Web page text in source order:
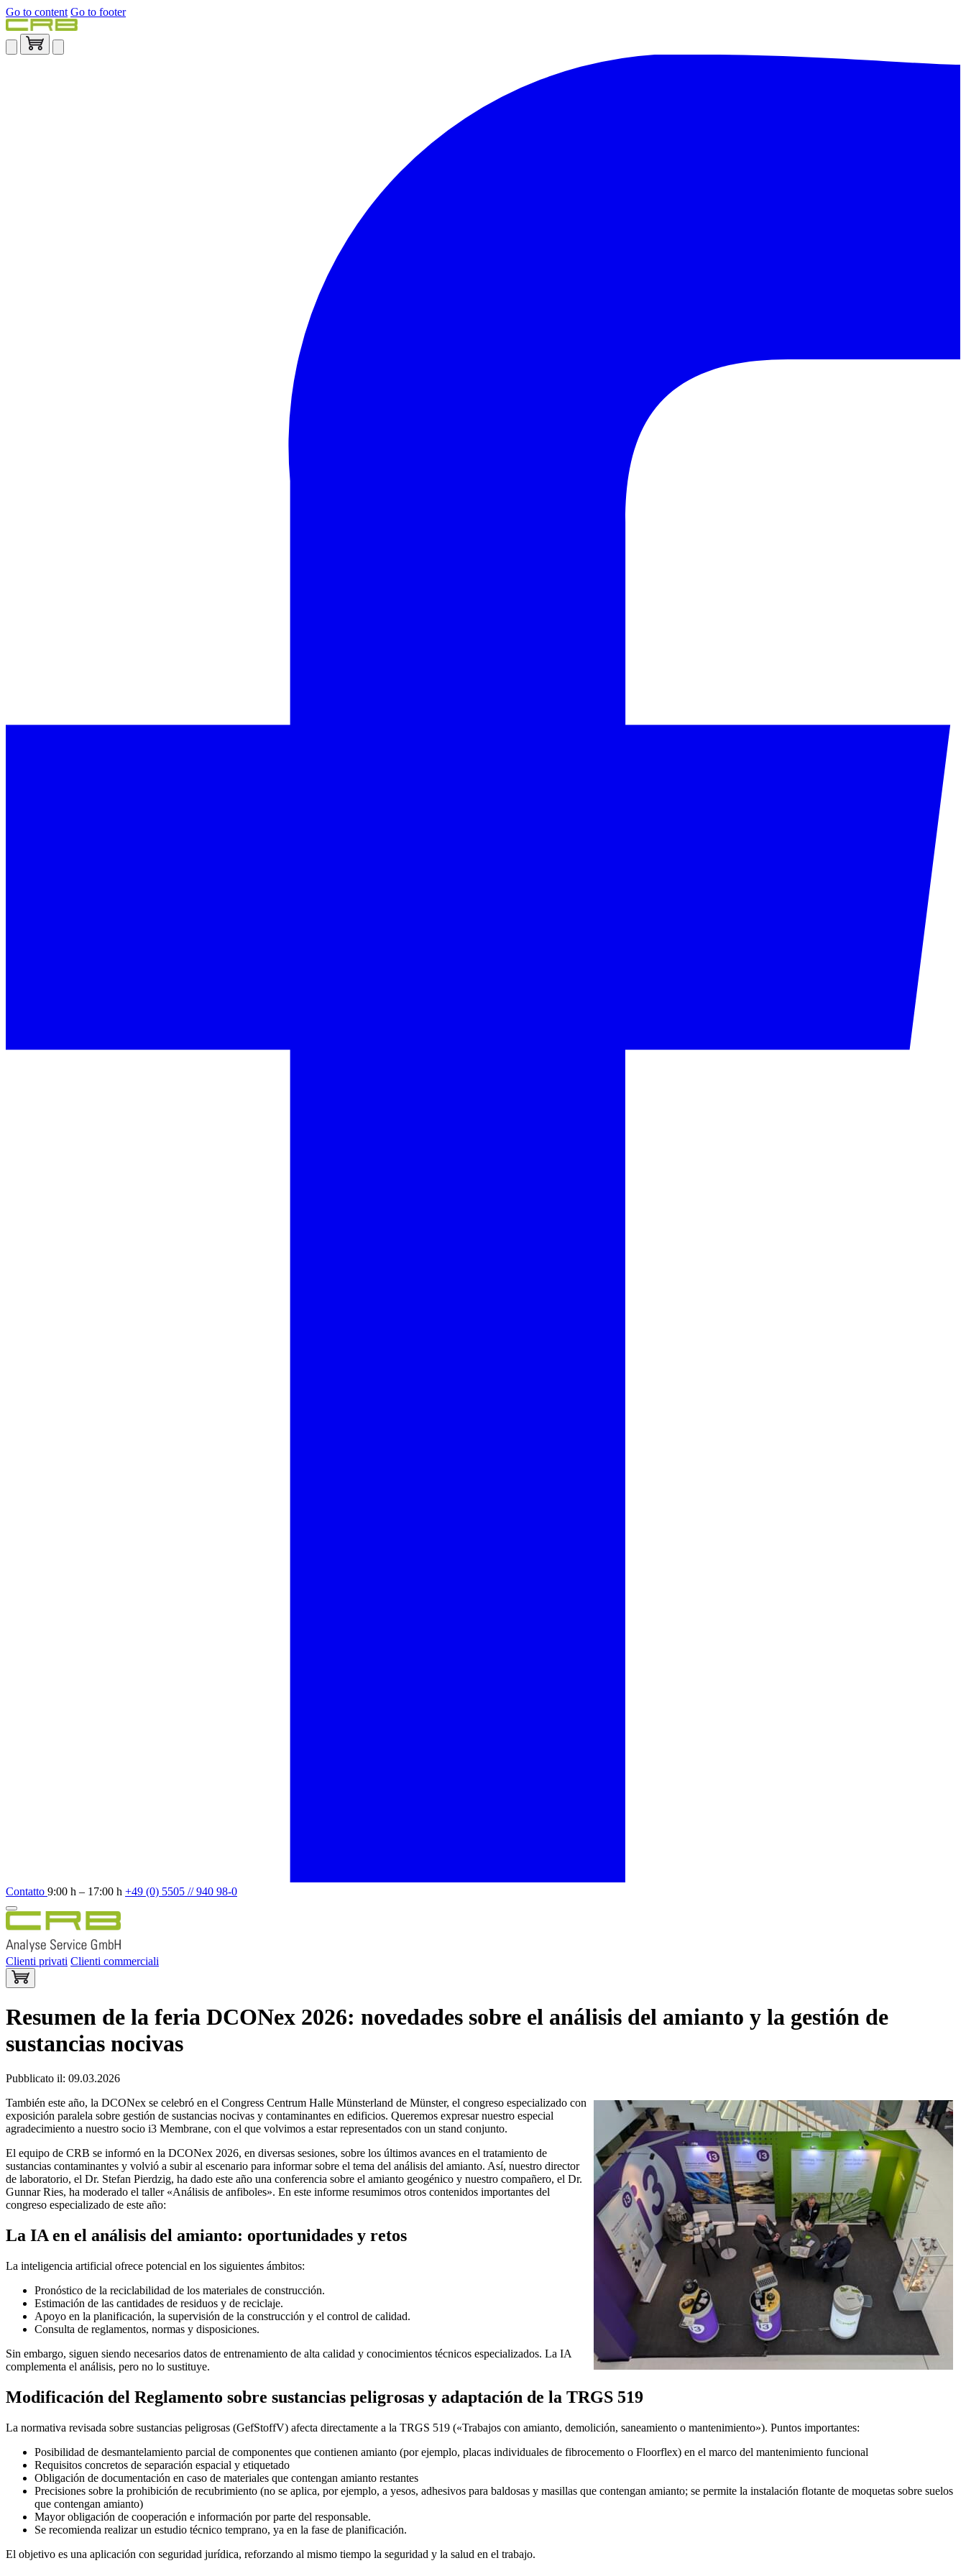
Go to content Go to footer
Contatto 9:00 h – 17:00 h +49 (0) 5505 // 940 98-0
Clienti privati Clienti commerciali
Resumen de la feria DCONex 2026: novedades sobre el análisis del amianto y la gestión de
sustancias nocivas
Pubblicato il: 09.03.2026
También este año, la DCONex se celebró en el Congress Centrum Halle Münsterland de Münster, el congreso especializado con
exposición paralela sobre gestión de sustancias nocivas y contaminantes en edificios. Queremos expresar nuestro especial
agradecimiento a nuestro socio i3 Membrane, con el que volvimos a estar representados con un stand conjunto.
El equipo de CRB se informó en la DCONex 2026, en diversas sesiones, sobre los últimos avances en el tratamiento de
sustancias contaminantes y volvió a subir al escenario para informar sobre el tema del análisis del amianto. Así, nuestro director
de laboratorio, el Dr. Stefan Pierdzig, ha dado este año una conferencia sobre el amianto geogénico y nuestro compañero, el Dr.
Gunnar Ries, ha moderado el taller «Análisis de anfiboles». En este informe resumimos otros contenidos importantes del
congreso especializado de este año:
La IA en el análisis del amianto: oportunidades y retos
La inteligencia artificial ofrece potencial en los siguientes ámbitos:
Pronóstico de la reciclabilidad de los materiales de construcción.
Estimación de las cantidades de residuos y de reciclaje.
Apoyo en la planificación, la supervisión de la construcción y el control de calidad.
Consulta de reglamentos, normas y disposiciones.
Sin embargo, siguen siendo necesarios datos de entrenamiento de alta calidad y conocimientos técnicos especializados. La IA
complementa el análisis, pero no lo sustituye.
Modificación del Reglamento sobre sustancias peligrosas y adaptación de la TRGS 519
La normativa revisada sobre sustancias peligrosas (GefStoffV) afecta directamente a la TRGS 519 («Trabajos con amianto, demolición, saneamiento o mantenimiento»). Puntos importantes:
Posibilidad de desmantelamiento parcial de componentes que contienen amianto (por ejemplo, placas individuales de fibrocemento o Floorflex) en el marco del mantenimiento funcional
Requisitos concretos de separación espacial y etiquetado
Obligación de documentación en caso de materiales que contengan amianto restantes
Precisiones sobre la prohibición de recubrimiento (no se aplica, por ejemplo, a yesos, adhesivos para baldosas y masillas que contengan amianto; se permite la instalación flotante de moquetas sobre suelos
que contengan amianto)
Mayor obligación de cooperación e información por parte del responsable.
Se recomienda realizar un estudio técnico temprano, ya en la fase de planificación.
El objetivo es una aplicación con seguridad jurídica, reforzando al mismo tiempo la seguridad y la salud en el trabajo.